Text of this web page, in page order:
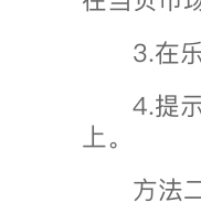
3.在乐
4.提示
上。
方法二